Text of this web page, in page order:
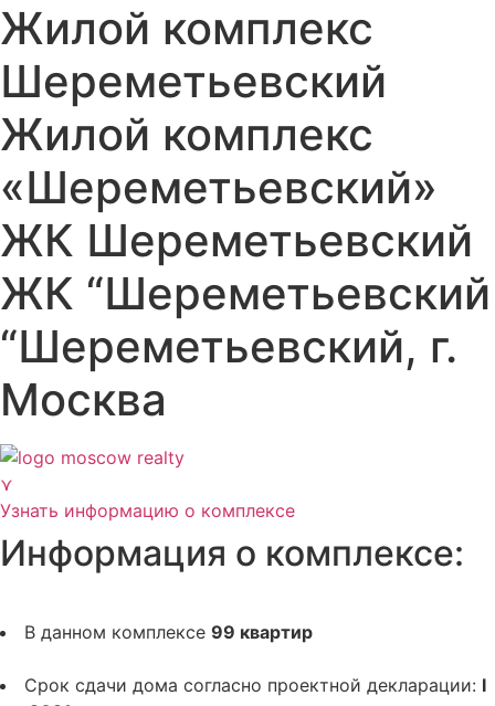
Жилой комплекс
Шереметьевский
Жилой комплекс
«Шереметьевский»
ЖК Шереметьевский
ЖК “Шереметьевский
“Шереметьевский, г.
Москва
⋎
Узнать информацию о комплексе
Информация о комплексе:
В данном комплексе 99 квартир
Срок сдачи дома согласно проектной декларации: I